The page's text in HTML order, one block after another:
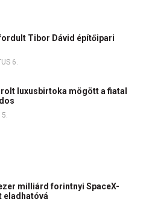
Tibor Dávid építőipari
6.
luxusbirtoka mögött a fiatal
milliárd forintnyi SpaceX-
eladhatóvá